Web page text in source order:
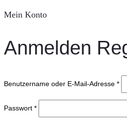
Mein Konto
Anmelden
Benutzername oder E-Mail-Adresse *
Passwort *